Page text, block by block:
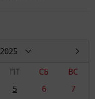
2025
ПТ СБ
ВС
5 6
7